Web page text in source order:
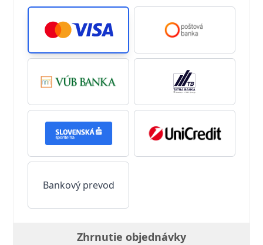
Bankový prevod
Zhrnutie objednávky